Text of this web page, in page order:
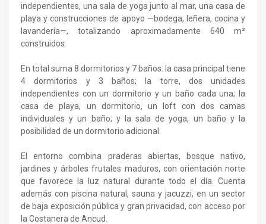
independientes, una sala de yoga junto al mar, una casa de
playa y construcciones de apoyo —bodega, leñera, cocina y
lavandería—, totalizando aproximadamente 640 m²
construidos.
En total suma 8 dormitorios y 7 baños: la casa principal tiene
4 dormitorios y 3 baños; la torre, dos unidades
independientes con un dormitorio y un baño cada una; la
casa de playa, un dormitorio, un loft con dos camas
individuales y un baño; y la sala de yoga, un baño y la
posibilidad de un dormitorio adicional.
El entorno combina praderas abiertas, bosque nativo,
jardines y árboles frutales maduros, con orientación norte
que favorece la luz natural durante todo el día. Cuenta
además con piscina natural, sauna y jacuzzi, en un sector
de baja exposición pública y gran privacidad, con acceso por
la Costanera de Ancud.